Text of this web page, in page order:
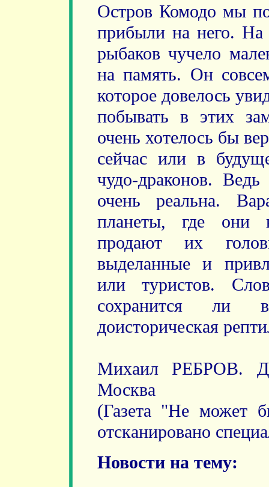
Остров Комодо мы
прибыли на него.
рыбаков чучело
на память. Он
которое довелось
побывать в этих
очень хотелось бы
сейчас или в
чудо-драконов.
очень реальна.
планеты, где они
продают их
выделанные и
или туристов.
сохранится ли
доисторическая
Михаил РЕБРОВ.
Москва
(Газета "Не
отсканировано
Новости на тему: